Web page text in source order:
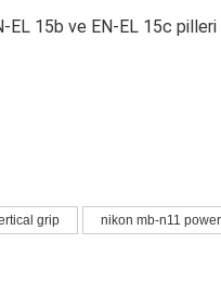
EL 15b ve EN-EL 15c
grip nikon mb-n11